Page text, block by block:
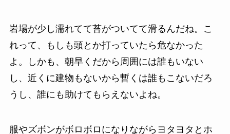
岩場が少し濡れてて苔がついてて滑るんだね。こ
れって、もしも頭とか打っていたら危なかった
よ。しかも、朝早くだから周囲には誰もいない
し、近くに建物もないから暫くは誰もこないだろ
うし、誰にも助けてもらえないよね。
服やズボンがボロボロになりながらヨタヨタとホ